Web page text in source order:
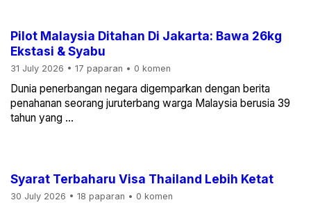
Pilot Malaysia Ditahan Di Jakarta: Bawa 26kg
Ekstasi & Syabu
31 July 2026 • 17 paparan • 0 komen
Dunia penerbangan negara digemparkan dengan berita
penahanan seorang juruterbang warga Malaysia berusia 39
tahun yang ...
Syarat Terbaharu Visa Thailand Lebih Ketat
30 July 2026 • 18 paparan • 0 komen